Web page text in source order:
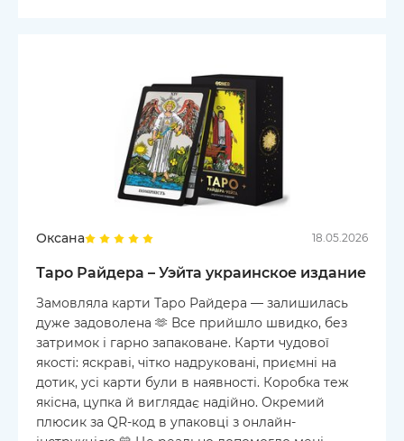
Оксана 18.05.2026
Таро Райдера – Уэйта украинское издание
Замовляла карти Таро Райдера — залишилась
дуже задоволена 🫶 Все прийшло швидко, без
затримок і гарно запаковане. Карти чудової
якості: яскраві, чітко надруковані, приємні на
дотик, усі карти були в наявності. Коробка теж
якісна, цупка й виглядає надійно. Окремий
плюсик за QR-код в упаковці з онлайн-